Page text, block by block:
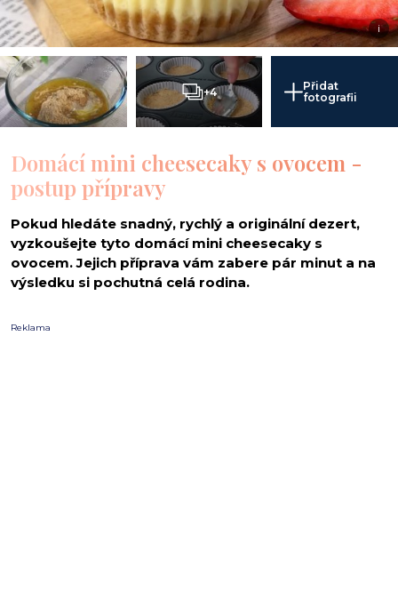
i
+4
Přidat
fotografii
Domácí mini cheesecaky s ovocem -
postup přípravy
Pokud hledáte snadný, rychlý a originální dezert,
vyzkoušejte tyto domácí mini cheesecaky s
ovocem. Jejich příprava vám zabere pár minut a na
výsledku si pochutná celá rodina.
Reklama